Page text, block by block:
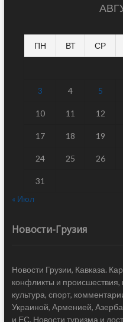
ПН ВТ СР
3 4 5
10 11 12
17 18 19
24 25 26
31
« Июл
Новости-Грузия
Новости Грузии, Кавказа.
конфликты и происшествия,
культура, спорт,
Украиной, Арменией,
и ЕС. Новости туризма и